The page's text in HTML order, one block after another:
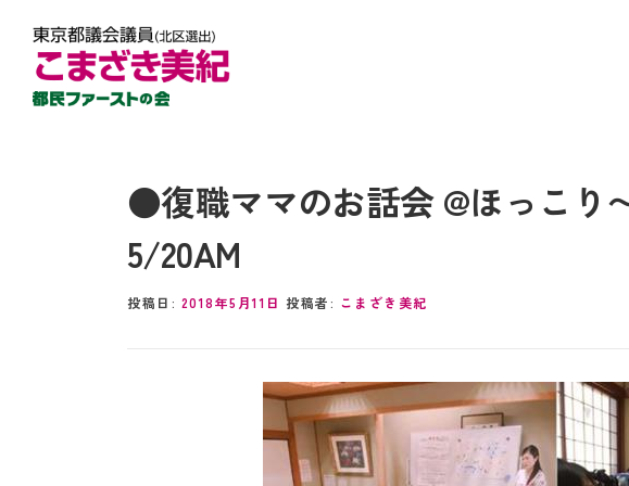
●復職ママのお話会 @ほっこり
5/20AM
投稿日: 2018年5月11日 投稿者: こまざき美紀